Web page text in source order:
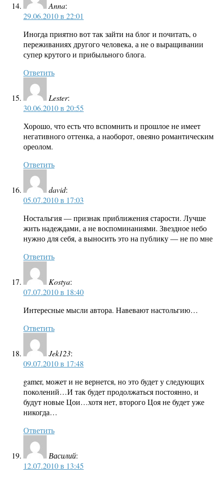
Anna:
29.06.2010 в 22:01
Иногда приятно вот так зайти на блог и почитать, о
переживаниях другого человека, а не о выращивании
супер крутого и прибыльного блога.
Ответить
Lester:
30.06.2010 в 20:55
Хорошо, что есть что вспомнить и прошлое не имеет
негативного оттенка, а наоборот, овеяно романтическим
ореолом.
Ответить
david:
05.07.2010 в 17:03
Ностальгия — признак приближения старости. Лучше
жить надеждами, а не воспоминаниями. Звездное небо
нужно для себя, а выносить это на публику — не по мне
Ответить
Kostya:
07.07.2010 в 18:40
Интересные мысли автора. Навевают настольгию…
Ответить
Jek123:
09.07.2010 в 17:48
gamer, может и не вернется, но это будет у следующих
поколений…И так будет продолжаться постоянно, и
будут новые Цои…хотя нет, второго Цоя не будет уже
никогда…
Ответить
Василий:
12.07.2010 в 13:45